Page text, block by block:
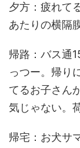
夕方：疲れて
あたりの横隔
帰路：バス通
っつー。帰り
てるお子さん
気じゃない。
帰宅：お犬サ